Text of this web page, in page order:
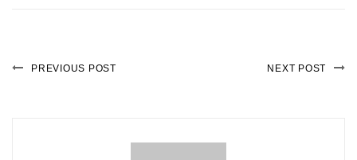
PREVIOUS POST NEXT POST